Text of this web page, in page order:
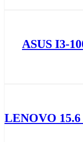
ASUS I3-
LENOVO 15.6